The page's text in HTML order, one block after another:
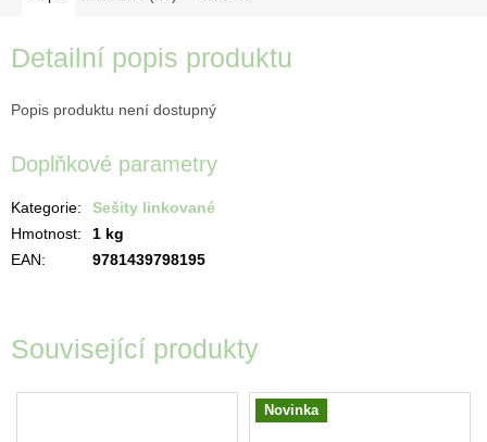
Související produkty
Novinka
Detailní popis produktu
Popis produktu není dostupný
Doplňkové parametry
Kategorie:
Sešity linkované
Hmotnost:
1 kg
EAN: 9781439798195